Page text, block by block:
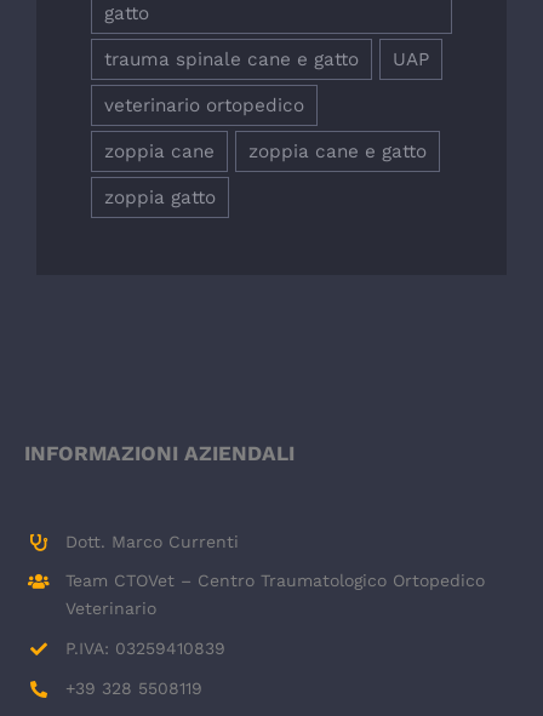
gatto
trauma spinale cane e gatto UAP
veterinario ortopedico
zoppia cane zoppia cane e gatto
zoppia gatto
INFORMAZIONI AZIENDALI
Dott. Marco Currenti
Team CTOVet – Centro Traumatologico Ortopedico
Veterinario
P.IVA: 03259410839
+39 328 5508119